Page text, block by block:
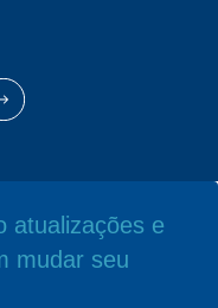
atualizações e
mudar seu